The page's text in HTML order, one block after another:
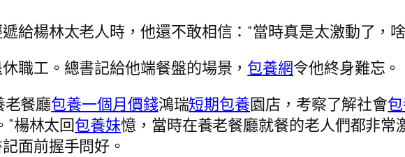
給楊林太老人時，他還不敢相信：“當時真是太激動了，
職工。總書記給他端餐盤的場景， 包養網令他終身難忘。
老餐廳包養一個月價錢鴻瑞短期包養園店，考察了解社會
”楊林太回包養妹憶，當時在養老餐廳就餐的老人們都非常
面前握手問好。